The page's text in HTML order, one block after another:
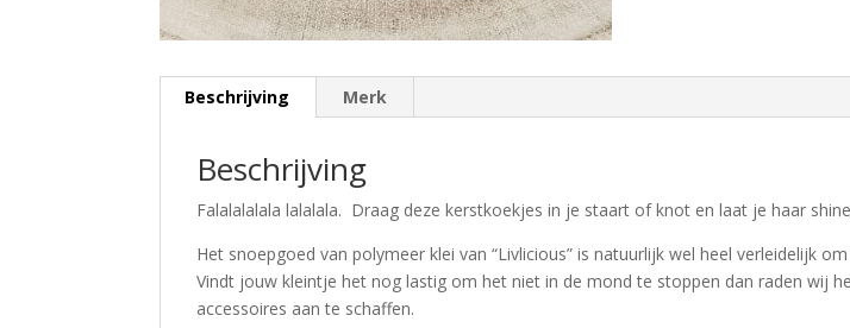
Beschrijving Merk
Beschrijving
Falalalalala lalalala. Draag deze kerstkoekjes in je staart of knot en laat je haar
Het snoepgoed van polymeer klei van “Livlicious” is natuurlijk wel heel verleidelijk
Vindt jouw kleintje het nog lastig om het niet in de mond te stoppen dan raden wij
accessoires aan te schaffen.